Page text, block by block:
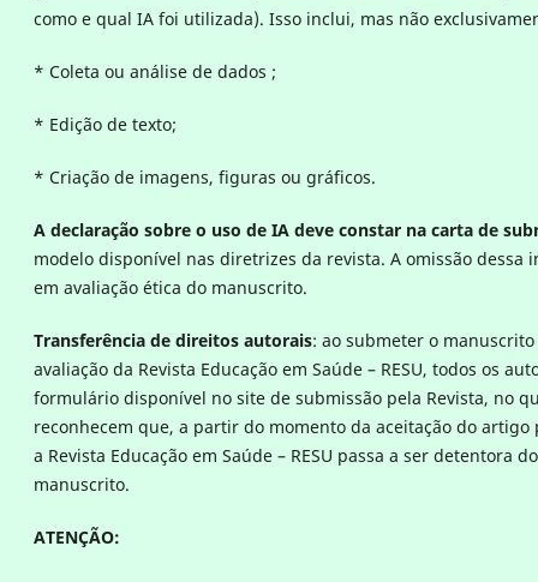
como e qual IA foi utilizada). Isso inclui, mas não
* Coleta ou análise de dados ;
* Edição de texto;
* Criação de imagens, figuras ou gráficos.
A declaração sobre o uso de IA deve constar na carta de
modelo disponível nas diretrizes da revista. A omissão dessa
em avaliação ética do manuscrito.
Transferência de direitos autorais: ao submeter o
avaliação da Revista Educação em Saúde – RESU, todos os
formulário disponível no site de submissão pela Revista, no
reconhecem que, a partir do momento da aceitação do artigo
a Revista Educação em Saúde – RESU passa a ser detentora
manuscrito.
ATENÇÃO: